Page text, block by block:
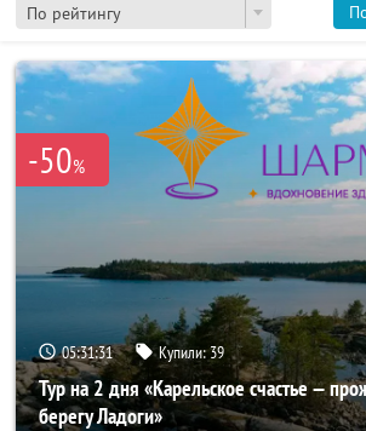
По рейтингу
-50%
05:31:30 Купили:39
Тур на 2 дня «Карельское счастье —
берегу Ладоги»